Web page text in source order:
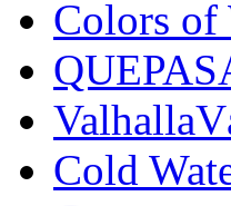
Colors of
Cold